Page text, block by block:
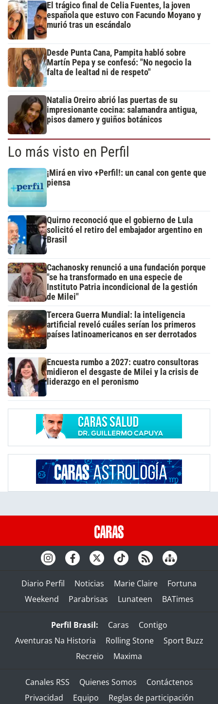
El trágico final de Celia Fuentes, la joven
española que estuvo con Facundo Moyano y
murió tras un escándalo
Desde Punta Cana, Pampita habló sobre
Martín Pepa y se confesó: "No negocio la
falta de lealtad ni de respeto"
Natalia Oreiro abrió las puertas de su
impresionante cocina: salamandra antigua,
pisos damero y guiños botánicos
Lo más visto en Perfil
¡Mirá en vivo +Perfil!: un canal con gente que
piensa
Quirno reconoció que el gobierno de Lula
solicitó el retiro del embajador argentino en
Brasil
Cachanosky renunció a una fundación porque
"se ha transformado en una especie de
Instituto Patria incondicional de la gestión
de Milei"
Tercera Guerra Mundial: la inteligencia
artificial reveló cuáles serían los primeros
países latinoamericanos en ser derrotados
Encuesta rumbo a 2027: cuatro consultoras
midieron el desgaste de Milei y la crisis de
liderazgo en el peronismo
Diario Perfil Noticias Marie Claire
Fortuna
Weekend
Parabrisas Lunateen BATimes
Perfil Brasil: Caras
Contigo
Aventuras Na Historia
Rolling Stone
Sport Buzz
Recreio
Maxima
Canales RSS Quienes Somos
Contáctenos
Privacidad
Equipo Reglas de participación